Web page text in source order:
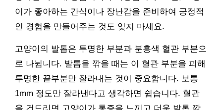
이가 좋아하는 간식이나 장난감을 준비하여 긍정적
인 경험을 만들어주는 것도 잊지 마세요.
고양이의 발톱은 투명한 부분과 분홍색 혈관 부분으
로 나뉩니다. 발톱을 깎을 때는 이 혈관 부분을 피해
투명한 끝부분만 잘라내는 것이 중요합니다. 보통
1mm 정도만 잘라낸다고 생각하면 쉽습니다. 혈관